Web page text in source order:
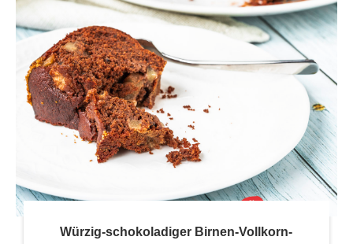
Würzig-schokoladiger Birnen-Vollkorn-